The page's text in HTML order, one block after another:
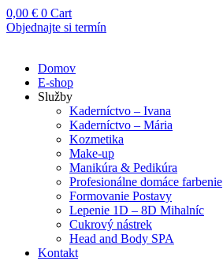
0,00 € 0 Cart
Objednajte si termín
Domov
E-shop
Služby
Kaderníctvo – Ivana
Kaderníctvo – Mária
Kozmetika
Make-up
Manikúra & Pedikúra
Profesionálne domáce farbenie
Formovanie Postavy
Lepenie 1D – 8D Mihalníc
Cukrový nástrek
Head and Body SPA
Kontakt